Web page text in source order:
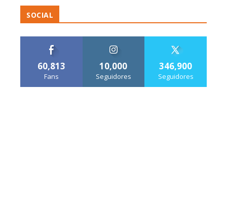
SOCIAL
60,813
Fans
10,000
Seguidores
346,900
Seguidores